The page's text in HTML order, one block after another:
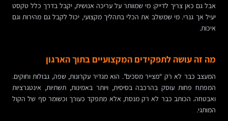
אבל גם כאן צריך לדייק: מי שמוותר על עריכה אנושית, יקבל בדרך כלל טקסט
יעיל אך גנרי. מי שמשלב את הכלי בתהליך מקצועי, יכול לקבל גם מהירות וגם
איכות.
מה זה עושה לתפקידים המקצועיים בתוך הארגון
המעצב כבר לא רק “מצייר מסכים”. הוא מגדיר עקרונות, שפה, גבולות וחוקים.
המפתח פחות עוסק בהרכבה בסיסית, ויותר באמינות, תשתיות, אינטגרציות
ואבטחה. הכותב כבר לא רק מנסח, אלא מתפקד כעורך וכשומר סף של הקול
המותגי.